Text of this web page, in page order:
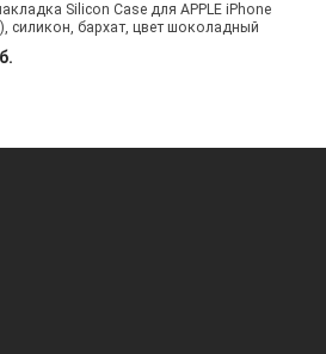
Silicon Case для APPLE iPhone
силикон, бархат, цвет шоколадный